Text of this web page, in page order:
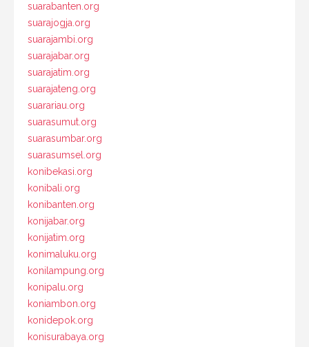
suarabanten.org
suarajogja.org
suarajambi.org
suarajabar.org
suarajatim.org
suarajateng.org
suarariau.org
suarasumut.org
suarasumbar.org
suarasumsel.org
konibekasi.org
konibali.org
konibanten.org
konijabar.org
konijatim.org
konimaluku.org
konilampung.org
konipalu.org
koniambon.org
konidepok.org
konisurabaya.org